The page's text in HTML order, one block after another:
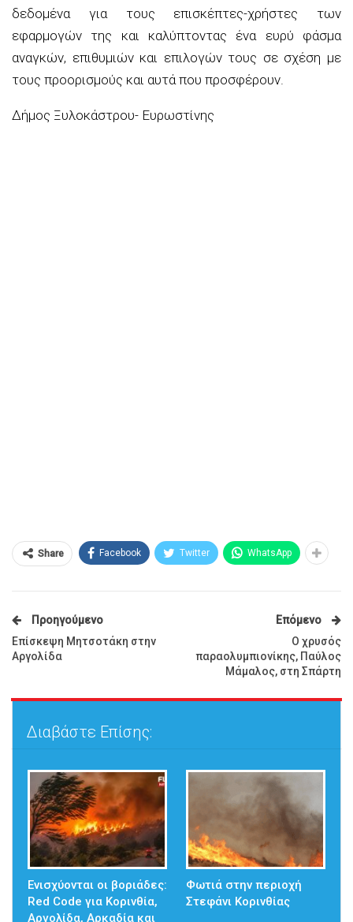
δεδομένα για τους επισκέπτες-χρήστες των
εφαρμογών της και καλύπτοντας ένα ευρύ φάσμα
αναγκών, επιθυμιών και επιλογών τους σε σχέση με
τους προορισμούς και αυτά που προσφέρουν.
Δήμος Ξυλοκάστρου- Ευρωστίνης
Share Facebook Twitter WhatsApp
Προηγούμενο
Επίσκεψη Μητσοτάκη στην
Αργολίδα
Επόμενο
Ο χρυσός
παραολυμπιονίκης, Παύλος
Μάμαλος, στη Σπάρτη
Διαβάστε Επίσης:
Ενισχύονται οι βοριάδες:
Red Code για Κορινθία,
Αργολίδα, Αρκαδία και
Φωτιά στην περιοχή
Στεφάνι Κορινθίας